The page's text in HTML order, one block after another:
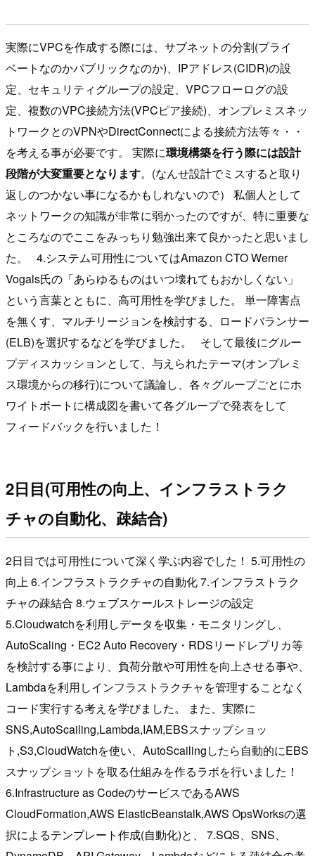
実際にVPCを作成する際には、サブネットの分割(プライ
ベートなのかパブリックなのか)、IPアドレス(CIDR)の設
定、セキュリティグループの設定、VPCフローログの設
定、複数のVPC接続方法(VPCピア接続)、オンプレミスネッ
トワークとのVPNやDirectConnectによる接続方法等々・・
を考える事が必要です。 実際に環境構築を行う際には設計
段階が大変重要となります。(なんせ設計でミスすると取り
返しのつかない事になるかもしれないので） 私個人として
ネットワークの知識が非常に弱かったのですが、特に重要な
ところなのでここをみっちり勉強出来て良かったと思いまし
た。 4.システム可用性についてはAmazon CTO Werner
Vogals氏の「あらゆるものはいつ壊れてもおかしくない」
という言葉とともに、高可用性を学びました。 単一障害点
を無くす、マルチリージョンを検討する、ロードバランサー
(ELB)を選択するなどを学びました。 そして最後にグルー
プディスカッションとして、与えられたテーマ(オンプレミ
ス環境からの移行)について議論し、各々グループごとにホ
ワイトボートに構成図を書いて各グループで発表をして
フィードバックを行いました！
2日目(可用性の向上、インフラストラク
チャの自動化、疎結合)
2日目では可用性について深く学ぶ内容でした！ 5.可用性の
向上 6.インフラストラクチャの自動化 7.インフラストラク
チャの疎結合 8.ウェブスケールストレージの設定
5.Cloudwatchを利用しデータを収集・モニタリングし、
AutoScaling・EC2 Auto Recovery・RDSリードレプリカ等
を検討する事により、負荷分散や可用性を向上させる事や、
Lambdaを利用しインフラストラクチャを管理することなく
コード実行する考えを学びました。 また、実際に
SNS,AutoScailing,Lambda,IAM,EBSスナップショッ
ト,S3,CloudWatchを使い、AutoScailingしたら自動的にEBS
スナップショットを取る仕組みを作るラボを行いました！
6.Infrastructure as CodeのサービスであるAWS
CloudFormation,AWS ElasticBeanstalk,AWS OpsWorksの選
択によるテンプレート作成(自動化)と、 7.SQS、SNS、